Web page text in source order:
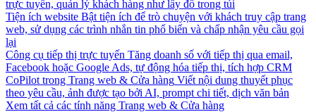
trực tuyến, quản lý khách hàng như lấy đồ trong túi
Tiện ích website Bật tiện ích để trò chuyện với khách truy cập trang
web, sử dụng các trình nhắn tin phổ biến và chấp nhận yêu cầu gọi
lại
Công cụ tiếp thị trực tuyến Tăng doanh số với tiếp thị qua email,
Facebook hoặc Google Ads, tự động hóa tiếp thị, tích hợp CRM
CoPilot trong Trang web & Cửa hàng Viết nội dung thuyết phục
theo yêu cầu, ảnh được tạo bởi AI, prompt chi tiết, dịch văn bản
Xem tất cả các tính năng Trang web & Cửa hàng